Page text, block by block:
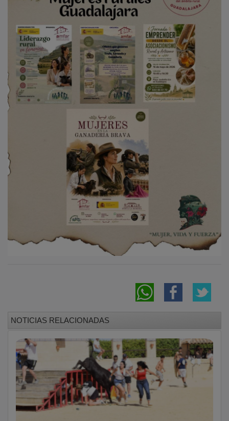
NOTICIAS RELACIONADAS
Amfar Guadalajara finaliza sus jornadas de
2026 visibilizando el liderazgo femenino en
Castilla Termal apuesta por un verano de
naturaleza, patrimonio y bienestar en el